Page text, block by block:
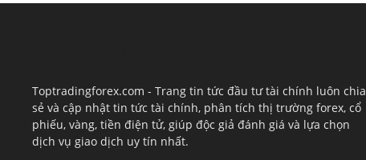
Toptradingforex.com - Trang tin tức đầu tư tài chính luôn chia
sẻ và cập nhật tin tức tài chính, phân tích thị trường forex, cổ
phiếu, vàng, tiền điện tử, giúp độc giả đánh giá và lựa chọn
dịch vụ giao dịch uy tín nhất.